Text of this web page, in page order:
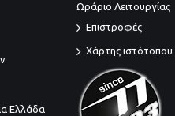
Ελλάδα
Ωράριο Λειτουργίας
Επιστροφές
Χάρτης ιστότοπου